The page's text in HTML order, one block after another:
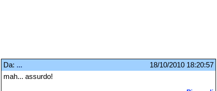
Da: ...
18/10/2010 18:20:57
mah... assurdo!